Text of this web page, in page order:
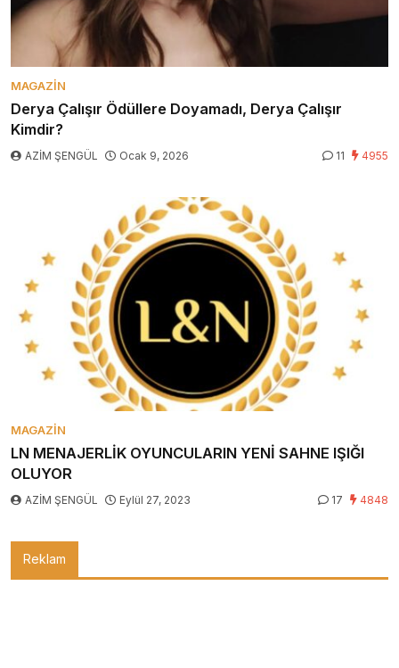
MAGAZIN
Derya Çalışır Ödüllere Doyamadı, Derya Çalışır
Kimdir?
AZİM ŞENGÜL Ocak 9, 2026 11 4955
MAGAZIN
LN MENAJERLİK OYUNCULARIN YENİ SAHNE IŞIĞI
OLUYOR
AZİM ŞENGÜL Eylül 27, 2023 17 4848
Reklam